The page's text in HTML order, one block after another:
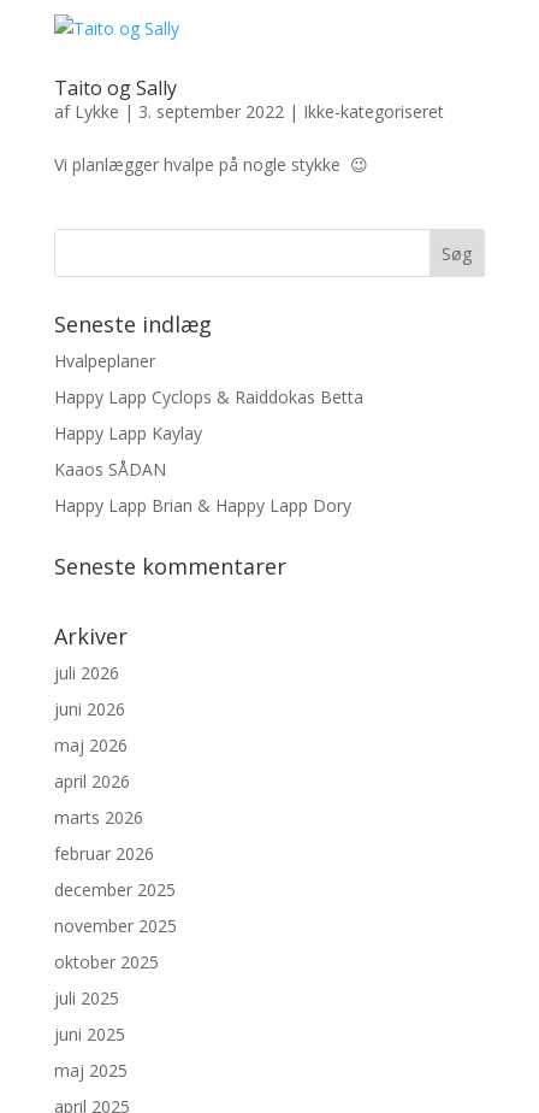
Taito og Sally
af Lykke | 3. september 2022| Ikke-kategoriseret
Vi planlægger hvalpe på nogle stykke 😉
Seneste indlæg
Hvalpeplaner
Happy Lapp Cyclops & Raiddokas Betta
Happy Lapp Kaylay
Kaaos SÅDAN
Happy Lapp Brian & Happy Lapp Dory
Seneste kommentarer
Arkiver
juli 2026
juni 2026
maj 2026
april 2026
marts 2026
februar 2026
december 2025
november 2025
oktober 2025
juli 2025
juni 2025
maj 2025
april 2025